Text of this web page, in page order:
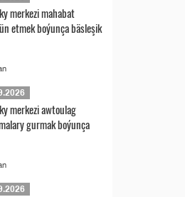
merkezi mahabat
etmek boýunça bäsleşik
merkezi awtoulag
gurmak boýunça